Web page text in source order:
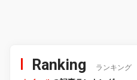
Ranking ランキング